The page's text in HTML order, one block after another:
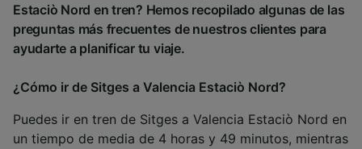
Estaciò Nord en tren? Hemos recopilado algunas de las
preguntas más frecuentes de nuestros clientes para
ayudarte a planificar tu viaje.
¿Cómo ir de Sitges a Valencia Estaciò Nord?
Puedes ir en tren de Sitges a Valencia Estaciò Nord en
un tiempo de media de 4 horas y 49 minutos, mientras